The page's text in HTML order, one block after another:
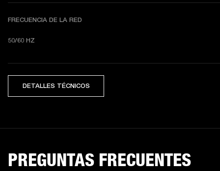
FRECUENCIA DE LA RED
50/60 HZ
DETALLES TÉCNICOS
PREGUNTAS FRECUENTES